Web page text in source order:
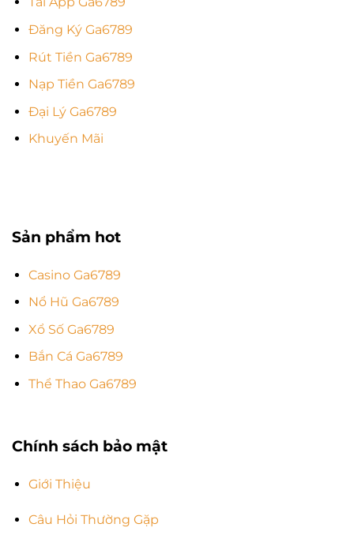
Đăng Ký Ga6789
Rút Tiền Ga6789
Nạp Tiền Ga6789
Đại Lý Ga6789
Khuyến Mãi
Sản phẩm hot
Casino Ga6789
Nổ Hũ Ga6789
Xổ Số Ga6789
Bắn Cá Ga6789
Thể Thao Ga6789
Chính sách bảo mật
Giới Thiệu
Câu Hỏi Thường Gặp